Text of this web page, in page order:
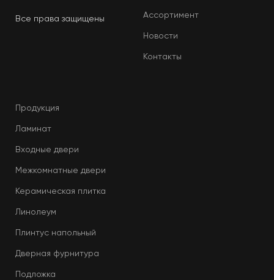
Все права защищены Ассортимент
Новости
Контакты
Продукция
Ламинат
Входные двери
Межкомнатные двери
Керамическая плитка
Линолеум
Плинтус напольный
Дверная фурнитура
Подложка